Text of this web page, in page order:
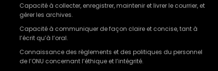
Capacité à collecter, enregistrer, maintenir et livrer le courrier, et
gérer les archives.
Capacité à communiquer de façon claire et concise, tant à
l’écrit qu’à l’oral.
Connaissance des règlements et des politiques du personnel
de l’ONU concernant l’éthique et l’intégrité.